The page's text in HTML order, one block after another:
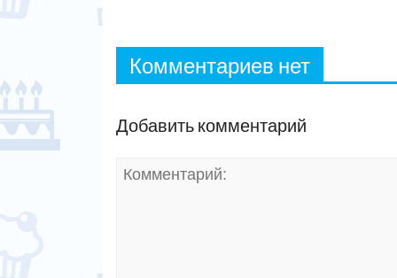
Комментариев нет
Добавить комментарий